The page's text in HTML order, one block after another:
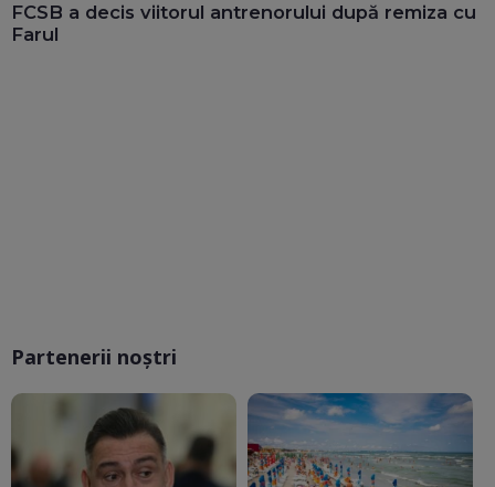
FCSB a decis viitorul antrenorului după remiza cu
Farul
Partenerii noștri